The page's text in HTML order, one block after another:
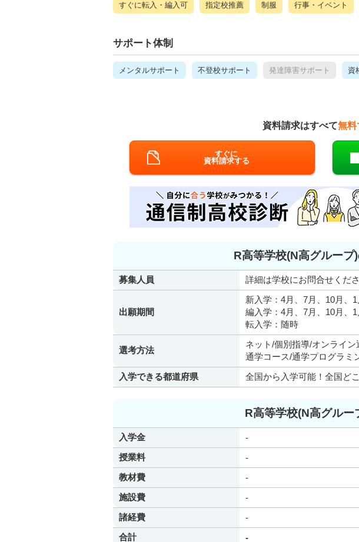
すぐに転入・編入可 指定校推薦 制服 行事・イベント
サポート体制
メンタルサポート 不登校サポート 発達障害サポート 資
資料請求はすべて無料
すぐに
資料請求する
R高等学校(N高グループ
募集人員 詳細は学校にお問合せくださ
出願期間
新入学：4月、7月、10月、1
編入学：4月、7月、10月、1
転入学：随時
選考方法
ネット/個別指導/オンライ
通学コース/通学プログラミ
入学できる都道府県
全国から入学可能！全国ど
R高等学校(N高グルー
入学金
-
授業料
-
教材費
-
施設費
-
諸経費
-
合計
-